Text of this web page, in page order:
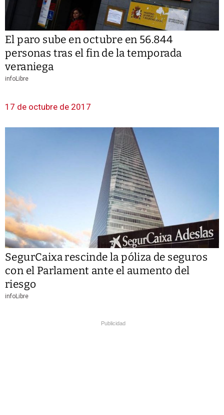
El paro sube en octubre en 56.844
personas tras el fin de la temporada
veraniega
infoLibre
17 de octubre de 2017
SegurCaixa rescinde la póliza de seguros
con el Parlament ante el aumento del
riesgo
infoLibre
Publicidad